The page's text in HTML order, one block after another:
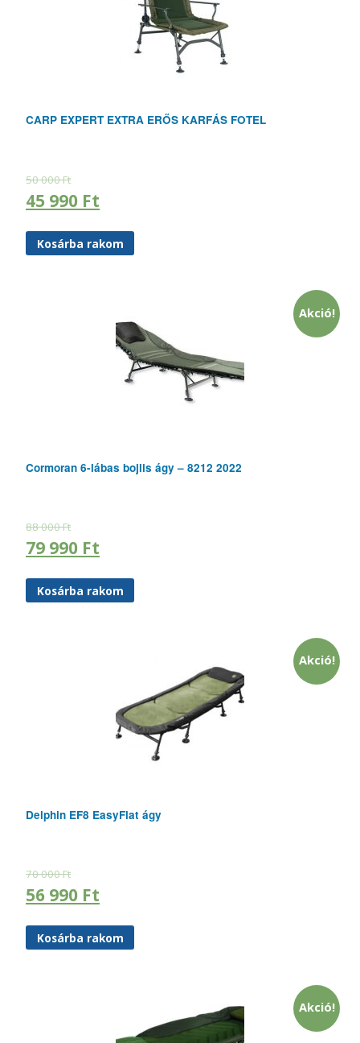
CARP EXPERT EXTRA ERŐS KARFÁS FOTEL
50 000Ft
45 990 Ft
Kosárba rakom
Akció!
Cormoran 6-lábas bojlis ágy – 8212 2022
88 000Ft
79 990 Ft
Kosárba rakom
Akció!
Delphin EF8 EasyFlat ágy
70 000Ft
56 990 Ft
Kosárba rakom
Akció!